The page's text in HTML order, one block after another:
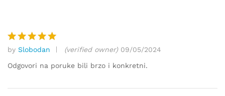
a)
Ocjenjeno
5od 5
by Slobodan (verified owner) 09/05/2024
Odgovori na poruke bili brzo i konkretni.